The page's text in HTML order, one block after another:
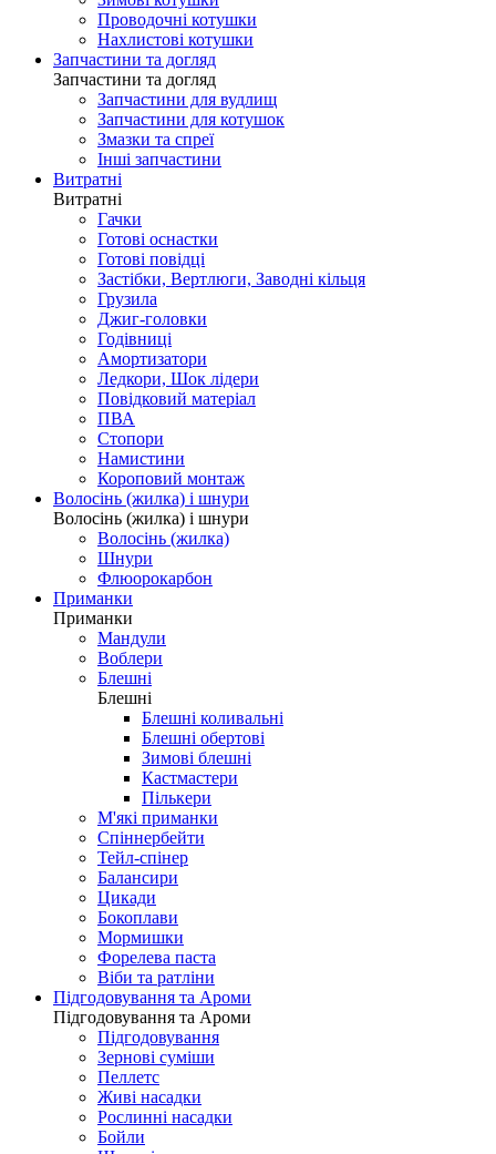
Проводочні котушки
Нахлистові котушки
Запчастини та догляд
Запчастини та догляд
Запчастини для вудлищ
Запчастини для котушок
Змазки та спреї
Інші запчастини
Витратні
Витратні
Гачки
Готові оснастки
Готові повідці
Застібки, Вертлюги, Заводні кільця
Грузила
Джиг-головки
Годівниці
Амортизатори
Ледкори, Шок лідери
Повідковий матеріал
ПВА
Стопори
Намистини
Короповий монтаж
Волосінь (жилка) і шнури
Волосінь (жилка) і шнури
Волосінь (жилка)
Шнури
Флюорокарбон
Приманки
Приманки
Мандули
Воблери
Блешні
Блешні
Блешні коливальні
Блешні обертові
Зимові блешні
Кастмастери
Пількери
М'які приманки
Спіннербейти
Тейл-спінер
Балансири
Цикади
Бокоплави
Мормишки
Форелева паста
Віби та ратліни
Підгодовування та Ароми
Підгодовування та Ароми
Підгодовування
Зернові суміши
Пеллетс
Живі насадки
Рослинні насадки
Бойли